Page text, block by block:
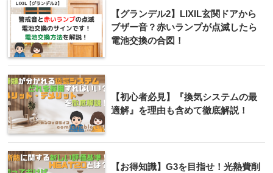
【グランデル2】LIXIL玄関ドアから
ブザー音？赤いランプが点滅したら
電池交換の合図！
【初心者必見】『換気システムの最
適解』を理由も含めて徹底解説！
【お得知識】G3を目指せ！光熱費削